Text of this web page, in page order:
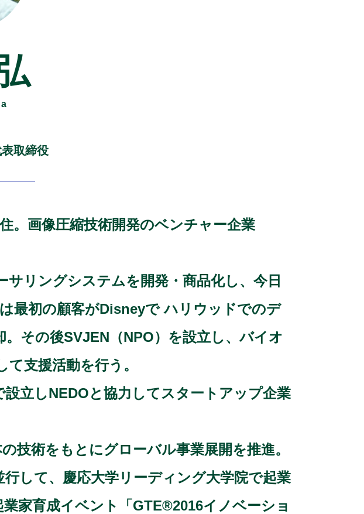
取締役
。画像圧縮技術開発のベンチャー企業
リングシステムを開発・商品化し、今日
最初の顧客がDisneyで ハリウッドでのデ
その後SVJEN（NPO）を設立し、バイオ
支援活動を行う。
立しNEDOと協力してスタートアップ企業
技術をもとにグローバル事業展開を推進。
して、慶応大学リーディング大学院で起業
家育成イベント「GTE®2016イノベーショ